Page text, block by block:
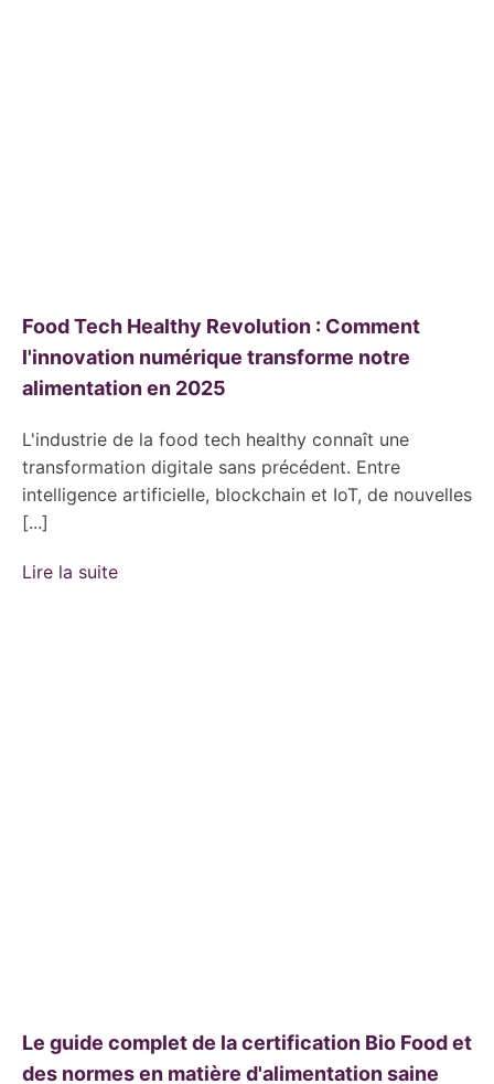
Food Tech Healthy Revolution : Comment
l'innovation numérique transforme notre
alimentation en 2025
L'industrie de la food tech healthy connaît une
transformation digitale sans précédent. Entre
intelligence artificielle, blockchain et IoT, de nouvelles
[...]
Lire la suite
Le guide complet de la certification Bio Food et
des normes en matière d'alimentation saine